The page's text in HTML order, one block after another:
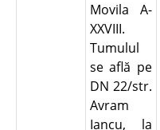
Movila A-
XXVIII.
Tumulul
se află pe
DN 22/str.
Avram
Iancu, la